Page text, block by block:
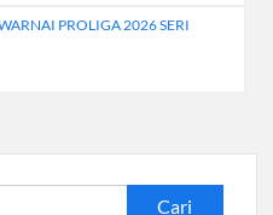
PROLIGA 2026 SERI
Cari